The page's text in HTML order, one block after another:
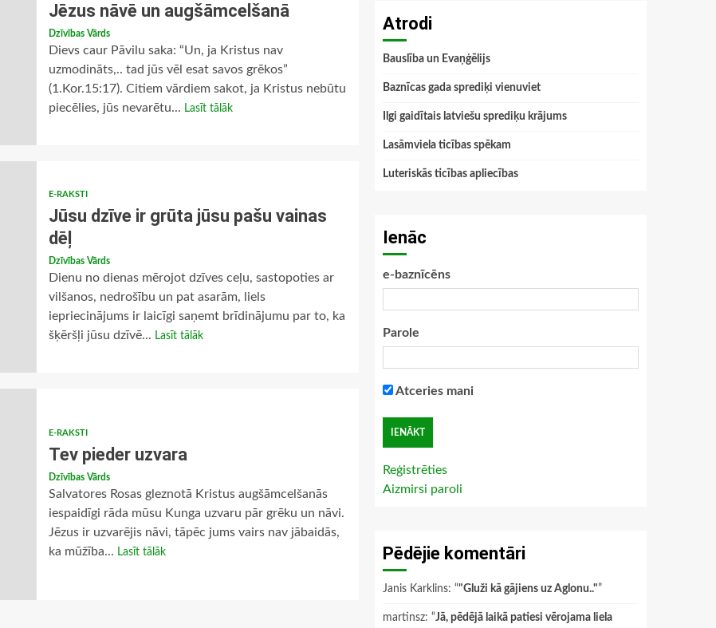
Jēzus nāvē un augšāmcelšanā
Dzīvības Vārds
Dievs caur Pāvilu saka: “Un, ja Kristus nav
uzmodināts,.. tad jūs vēl esat savos grēkos”
(1.Kor.15:17). Citiem vārdiem sakot, ja Kristus nebūtu
piecēlies, jūs nevarētu... Lasīt tālāk
E-RAKSTI
Jūsu dzīve ir grūta jūsu pašu vainas
dēļ
Dzīvības Vārds
Dienu no dienas mērojot dzīves ceļu, sastopoties ar
vilšanos, nedrošību un pat asarām, liels
iepriecinājums ir laicīgi saņemt brīdinājumu par to, ka
šķēršļi jūsu dzīvē... Lasīt tālāk
E-RAKSTI
Tev pieder uzvara
Dzīvības Vārds
Salvatores Rosas gleznotā Kristus augšāmcelšanās
iespaidīgi rāda mūsu Kunga uzvaru pār grēku un nāvi.
Jēzus ir uzvarējis nāvi, tāpēc jums vairs nav jābaidās,
ka mūžība... Lasīt tālāk
Atrodi
Bauslība un Evaņģēlijs
Baznīcas gada sprediķi vienuviet
Ilgi gaidītais latviešu sprediķu krājums
Lasāmviela ticības spēkam
Luteriskās ticības apliecības
Ienāc
e-baznīcēns
Parole
Atceries mani
Reģistrēties
Aizmirsi paroli
Pēdējie komentāri
Janis Karklins: “"Gluži kā gājiens uz Aglonu.."”
martinsz: “Jā, pēdējā laikā patiesi vērojama liela